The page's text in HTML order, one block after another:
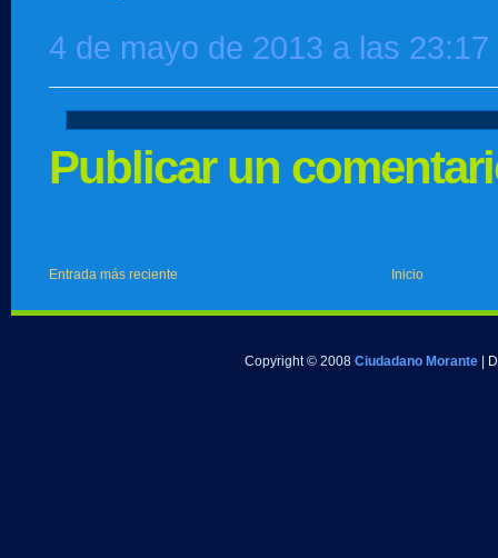
4 de mayo de 2013 a las 23:17
Publicar un
Entrada más reciente Inicio
Copyright © 2008 Ciudadano Morante |